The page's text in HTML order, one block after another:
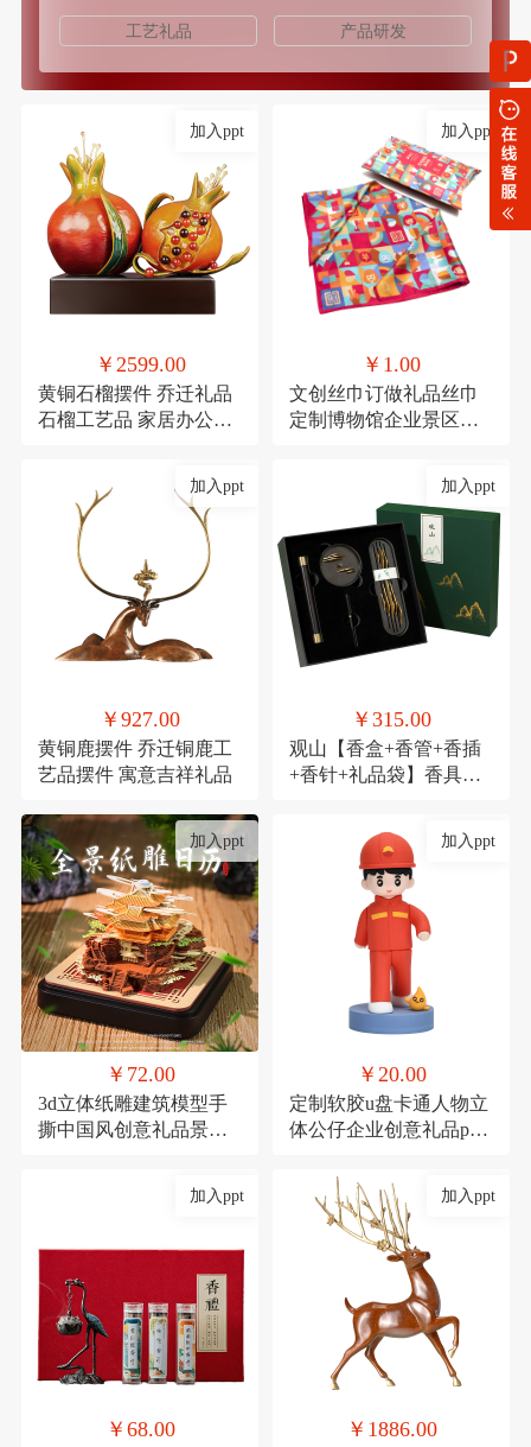
工艺礼品 产品研发
加入ppt
￥2599.00
黄铜石榴摆件 乔迁礼品
石榴工艺品 家居办公装
加入ppt
￥1.00
文创丝巾订做礼品丝巾
定制博物馆企业景区文
加入ppt
￥927.00
黄铜鹿摆件 乔迁铜鹿工
艺品摆件 寓意吉祥礼品
加入ppt
￥315.00
观山【香盒+香管+香插
+香针+礼品袋】香具商
加入ppt
￥72.00
3d立体纸雕建筑模型手
撕中国风创意礼品景点
加入ppt
￥20.00
定制软胶u盘卡通人物立
体公仔企业创意礼品pvc
加入ppt
￥68.00
加入ppt
￥1886.00